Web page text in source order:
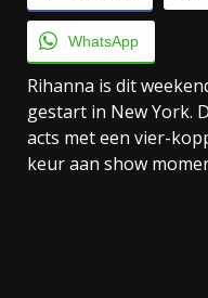
WhatsApp
Rihanna is dit
gestart in New York.
acts met een vier-
keur aan show